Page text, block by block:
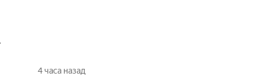
4 часа назад